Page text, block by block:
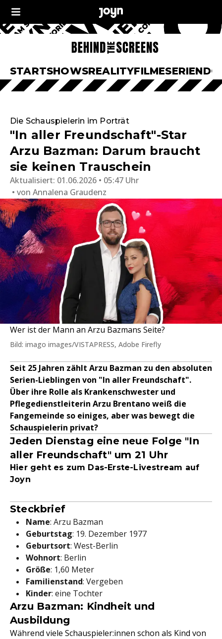
STARTSHOWSREALITYFILMESERIEN
Die Schauspielerin im Porträt
"In aller Freundschaft"-Star
Arzu Bazman: Darum braucht
sie keinen Trauschein
Aktualisiert: 01.06.2026 • 05:47 Uhr
von Annalena Graudenz
Wer ist der Mann an Arzu Bazmans Seite?
Bild: imago images/VISTAPRESS, Adobe Firefly
Seit 25 Jahren zählt Arzu Bazman zu den absoluten
Serien-Lieblingen von "In aller Freundschaft".
Über ihre Rolle als Krankenschwester und
Pflegedienstleiterin Arzu Brentano weiß die
Fangemeinde so einiges, aber was bewegt die
Schauspielerin privat?
Jeden Dienstag eine neue Folge "In
aller Freundschaft" um 21 Uhr
Hier geht es zum Das-Erste-Livestream auf
Joyn
Steckbrief
Name: Arzu Bazman
Geburtstag: 19. Dezember 1977
Geburtsort: West-Berlin
Wohnort: Berlin
Größe: 1,60 Meter
Familienstand: Vergeben
Kinder: eine Tochter
Arzu Bazman: Kindheit und
Ausbildung
Während viele Schauspieler:innen schon als Kind von